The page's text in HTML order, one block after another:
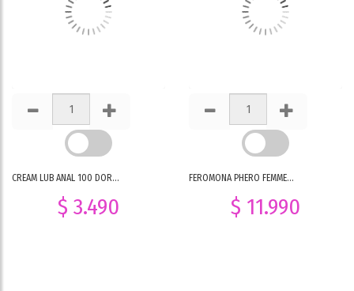
CREAM LUB ANAL 100 DOR...
$ 3.490
FEROMONA PHERO FEMME...
$ 11.990